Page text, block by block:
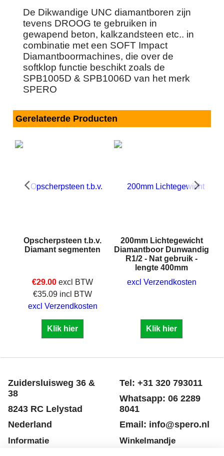
De Dikwandige UNC diamantboren zijn
tevens DROOG te gebruiken in
gewapend beton, kalkzandsteen etc.. in
combinatie met een SOFT Impact
Diamantboormachines, die over de
softklop functie beschikt zoals de
SPB1005D & SPB1006D van het merk
SPERO
Gerelateerde Producten
Opscherpsteen t.b.v.
Diamant segmenten
€29.00 excl BTW
€35.09 incl BTW
excl Verzendkosten
Klik hier
200mm Lichtegewicht
Diamantboor Dunwandig
R1/2 - Nat gebruik -
lengte 400mm
excl Verzendkosten
Klik hier
Zuidersluisweg 36 &
38
8243 RC Lelystad
Nederland
Informatie
Tel: +31 320 793011
Whatsapp: 06 2289
8041
Email: info@spero.nl
Winkelmandje